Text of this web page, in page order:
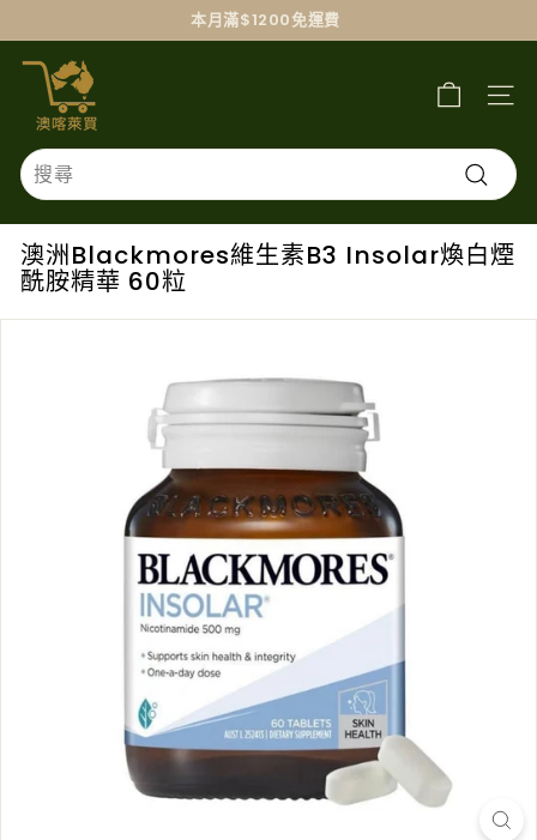
本月滿$1200免運費
澳
喀
萊
買
Search
搜
尋
澳洲Blackmores維生素B3 Insolar煥白煙
酰胺精華 60粒